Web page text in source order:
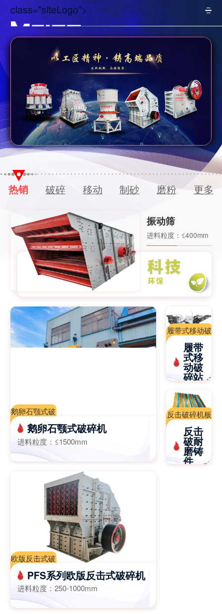
class="siteLogo">
热销 破碎 移动 制砂 磨粉 更多
振动筛
进料粒度： ≤400mm
鹅卵石颚式破
碎机,颚式破
碎机，鄂式破
石机，颚破
机，鄂破价
鹅卵石颚式破碎机
进料粒度： ≤1500mm
欧版反击式破
碎机,欧版反
击破,一次成
型破碎机-江
苏迈斯特重工
PFS系列欧版反击式破碎机
进料粒度： 250-1000mm
履带式移动破
碎站|移动破
碎站|移动破
碎机厂家-江
苏迈斯特重工
机械有限公司
履带
式移
动破
碎站
进料粒
度：根据
机器配置
反击破碎机板
锤|高铬板锤|
高锰钢板锤|
合金板锤|复
合板锤-江苏
反击
破耐
磨铸
件